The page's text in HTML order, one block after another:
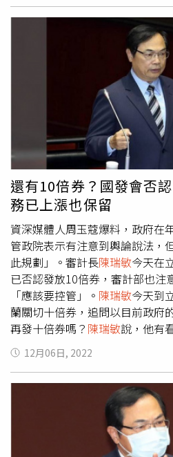
查處長。調查班23期的孫承一出
國安維護工作，歷任彰化縣調查
防處處長，之後接下台北市調查
年時間。此外，新北市調查處長
育瑞接任、台南市調查處長由福
任。新北市調查處2名副處長陳
家安全維護處處長、桃園市調查
任朱慶賢陞任總務處長。
還有10倍券？國發會否
務已上漲也保留
資深媒體人周玉蔻爆料，政府在
管政院表示有注意到輿論說法，
此規劃」。審計長陳瑞敏今天在
已否認發放10倍券，審計部也注
「應該要控管」。 陳瑞敏今天到
蘭關切十倍券，追問以目前政府
再發十倍券嗎？ 陳瑞敏說，他有
過，國發會已出面否認，他也提
但因為游毓蘭質詢時間到，麥克
陳瑞敏的說法是，他注意到國家
針對10倍券議題，國發會今天回
劃。」，行政院的說法則比較委
題有許多意見或建議，政府部門
12月06日, 2022